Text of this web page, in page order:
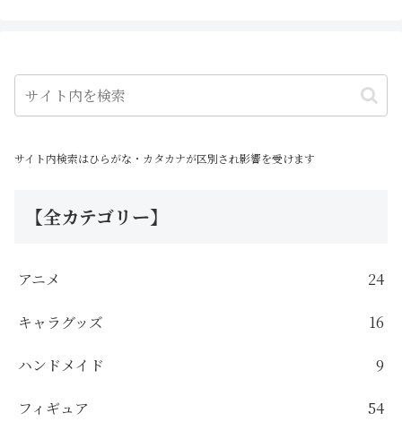
サイト内検索はひらがな・カタカナが区別され影響を受けます
【全カテゴリー】
アニメ 24
キャラグッズ 16
ハンドメイド 9
フィギュア 54